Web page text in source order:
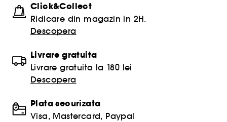
Click&Collect
Ridicare din magazin in 2H.
Descopera
Livrare gratuita
Livrare gratuita la 180 lei
Descopera
Plata securizata
Visa, Mastercard, Paypal